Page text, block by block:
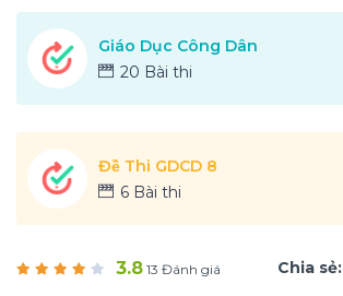
Giáo Dục Công Dân
20 Bài thi
Đề Thi GDCD 8
6 Bài thi
3.8 13 Đánh giá Chia sẻ: